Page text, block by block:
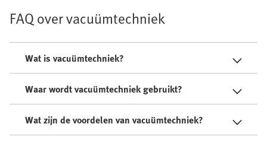
FAQ over vacuümtechniek
Wat is vacuümtechniek?
Waar wordt vacuümtechniek gebruikt?
Wat zijn de voordelen van vacuümtechniek?